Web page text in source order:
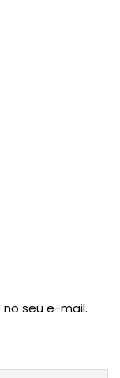
seu e-mail.